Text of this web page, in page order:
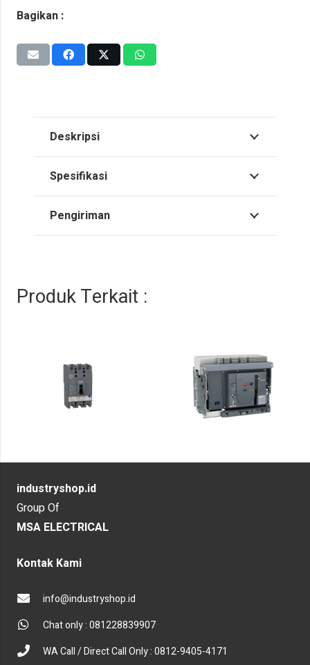
MTZ
Tipe
H1
Bagikan :
Deskripsi
Spesifikasi
Pengiriman
Produk Terkait :
industryshop.id
Group Of
MSA ELECTRICAL
Kontak Kami
info@industryshop.id
Chat only : 081228839907
WA Call / Direct Call Only : 0812-9405-4171